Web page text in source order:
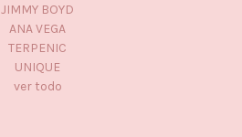
JIMMY BOYD
ANA VEGA
TERPENIC
UNIQUE
ver todo